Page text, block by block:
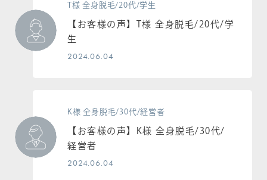
T様 全身脱毛/20代/学生
【お客様の声】T様 全身脱毛/20代/学
生
2024.06.04
K様 全身脱毛/30代/経営者
【お客様の声】K様 全身脱毛/30代/
経営者
2024.06.04